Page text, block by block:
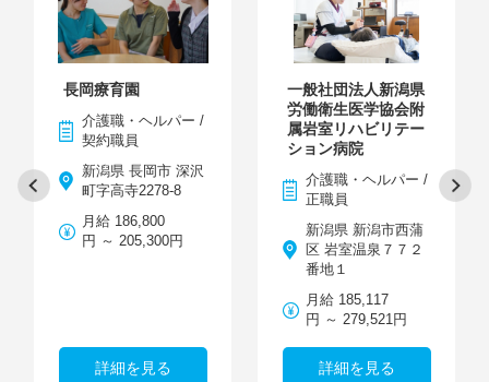
長岡療育園
介護職・ヘルパー /
契約職員
新潟県 長岡市 深沢
町字高寺2278-8
月給 186,800
円 ～ 205,300円
詳細を見る
一般社団法人新潟県
労働衛生医学協会附
属岩室リハビリテー
ション病院
介護職・ヘルパー /
正職員
新潟県 新潟市西蒲
区 岩室温泉７７２
番地１
月給 185,117
円 ～ 279,521円
詳細を見る